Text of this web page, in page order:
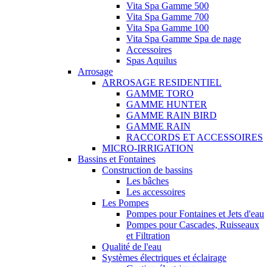
Vita Spa Gamme 500
Vita Spa Gamme 700
Vita Spa Gamme 100
Vita Spa Gamme Spa de nage
Accessoires
Spas Aquilus
Arrosage
ARROSAGE RESIDENTIEL
GAMME TORO
GAMME HUNTER
GAMME RAIN BIRD
GAMME RAIN
RACCORDS ET ACCESSOIRES
MICRO-IRRIGATION
Bassins et Fontaines
Construction de bassins
Les bâches
Les accessoires
Les Pompes
Pompes pour Fontaines et Jets d'eau
Pompes pour Cascades, Ruisseaux
et Filtration
Qualité de l'eau
Systèmes électriques et éclairage